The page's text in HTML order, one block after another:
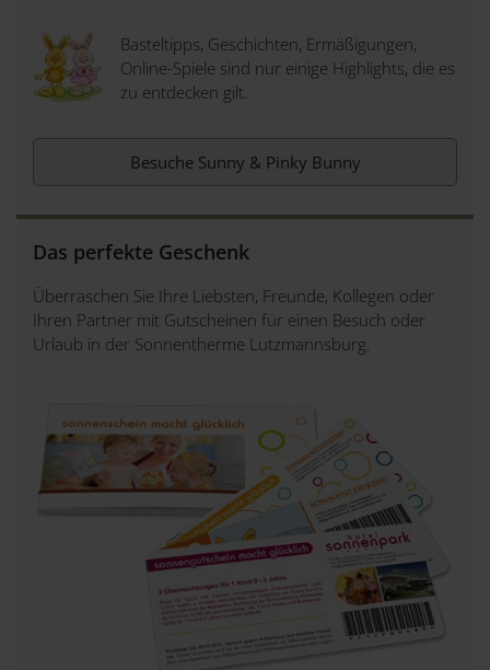
Basteltipps, Geschichten, Ermäßigungen,
Online-Spiele sind nur einige Highlights, die es
zu entdecken gilt.
Besuche Sunny & Pinky Bunny
Das perfekte Geschenk
Überraschen Sie Ihre Liebsten, Freunde, Kollegen oder
Ihren Partner mit Gutscheinen für einen Besuch oder
Urlaub in der Sonnentherme Lutzmannsburg.